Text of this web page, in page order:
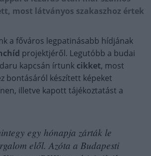
most látványos szakaszhoz értek
a főváros legpatinásabb hídjának
projektjéről. Legutóbb a budai
kapcsán írtunk cikket, most
bontásáról készített képeket
illetve kapott tájékoztatást a
egy hónapja zárták le
elől. Azóta a Budapesti